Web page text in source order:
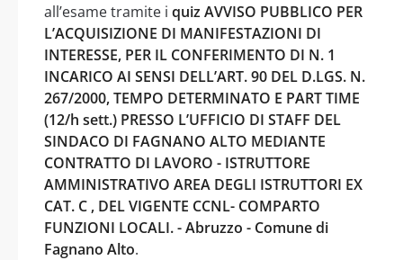
all’esame tramite i quiz AVVISO PUBBLICO PER
L’ACQUISIZIONE DI MANIFESTAZIONI DI
INTERESSE, PER IL CONFERIMENTO DI N. 1
INCARICO AI SENSI DELL’ART. 90 DEL D.LGS. N.
267/2000, TEMPO DETERMINATO E PART TIME
(12/h sett.) PRESSO L’UFFICIO DI STAFF DEL
SINDACO DI FAGNANO ALTO MEDIANTE
CONTRATTO DI LAVORO - ISTRUTTORE
AMMINISTRATIVO AREA DEGLI ISTRUTTORI EX
CAT. C , DEL VIGENTE CCNL- COMPARTO
FUNZIONI LOCALI. - Abruzzo - Comune di
Fagnano Alto.